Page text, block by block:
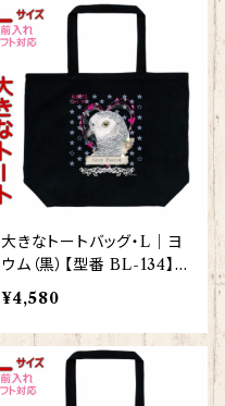
大きなトートバッグ・L｜ヨ
ウム（黒）【型番 BL-134】K
YAPIArt きゃぴあーと
¥4,580